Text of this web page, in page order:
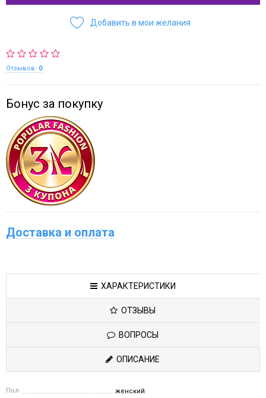
Добавить в мои желания
Отзывов: 0
Бонус за покупку
Доставка и оплата
ХАРАКТЕРИСТИКИ
ОТЗЫВЫ
ВОПРОСЫ
ОПИСАНИЕ
Пол женский